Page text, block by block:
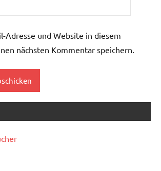
Adresse und Website in diesem
nächsten Kommentar speichern.